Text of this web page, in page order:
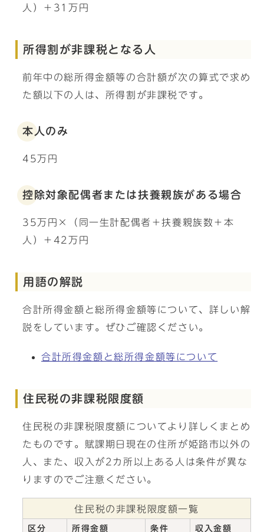
人）＋31万円
所得割が非課税となる人
前年中の総所得金額等の合計額が次の算式で求め
た額以下の人は、所得割が非課税です。
本人のみ
45万円
控除対象配偶者または扶養親族がある場合
35万円×（同一生計配偶者＋扶養親族数＋本
人）＋42万円
用語の解説
合計所得金額と総所得金額等について、詳しい解
説をしています。ぜひご確認ください。
合計所得金額と総所得金額等について
住民税の非課税限度額
住民税の非課税限度額についてより詳しくまとめ
たものです。賦課期日現在の住所が姫路市以外の
人、また、収入が2カ所以上ある人は条件が異な
りますのでご注意ください。
住民税の非課税限度額一覧
区分 所得金額 条件
収入金額